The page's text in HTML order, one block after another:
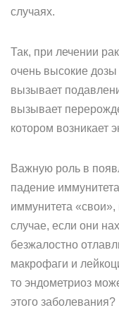
случаях.
Так, при лечении
очень высокие
вызывает
вызывает
котором возникает
Важную роль в
падение
иммунитета
случае, если они
безжалостно
макрофаги и
то эндометриоз
этого заболевания?